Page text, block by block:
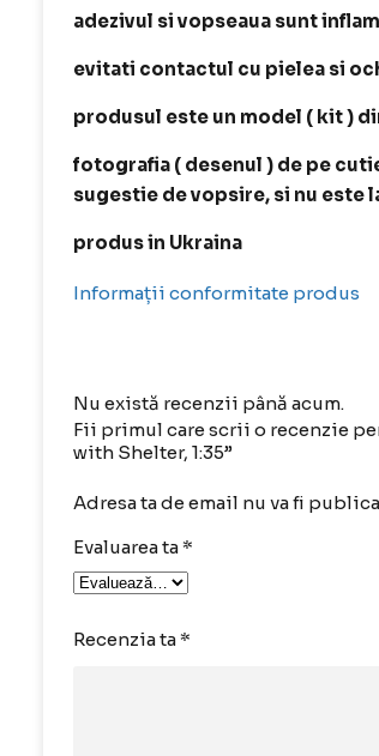
adezivul si vopseaua sunt
evitati contactul cu pielea si
produsul este un model ( kit )
fotografia ( desenul ) de pe
sugestie de vopsire, si nu este
produs in Ukraina
Informații conformitate produs
Nu există recenzii până acum.
Fii primul care scrii o recenzie
with Shelter, 1:35”
Adresa ta de email nu va fi
Evaluarea ta*
Recenzia ta*